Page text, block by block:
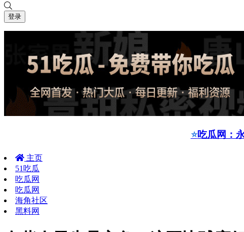
登录
⭐吃瓜网：
主页
51吃瓜
吃瓜网
吃瓜网
海角社区
黑料网